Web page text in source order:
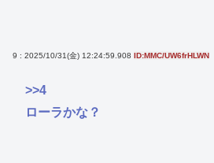
9 : 2025/10/31(金) 12:24:59.908 ID:MMC/UW6frHLWN
>>4
ローラかな？